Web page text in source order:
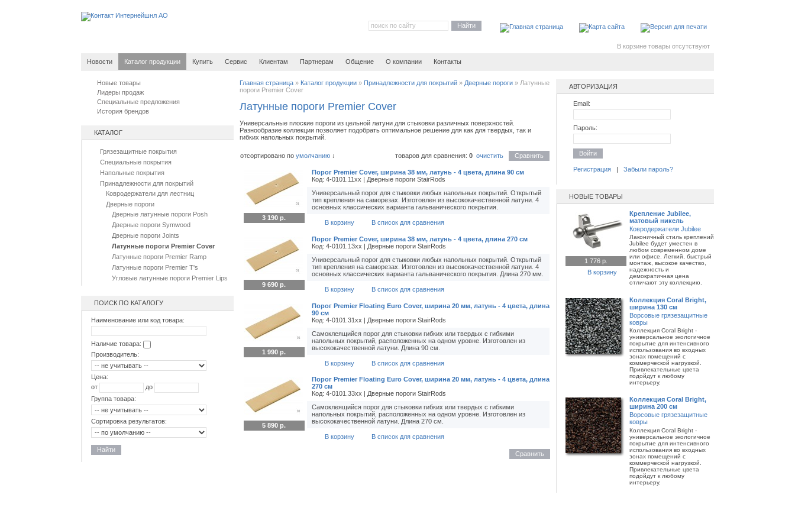
Найти
В корзине товары отсутствуют
Новости Каталог продукции Купить Сервис Клиентам Партнерам Общение О компании Контакты
Новые товары
Лидеры продаж
Специальные предложения
История брендов
КАТАЛОГ
Грязезащитные покрытия
Специальные покрытия
Напольные покрытия
Принадлежности для покрытий
Ковродержатели для лестниц
Дверные пороги
Дверные латунные пороги Posh
Дверные пороги Symwood
Дверные пороги Joints
Латунные пороги Premier Cover
Латунные пороги Premier Ramp
Латунные пороги Premier T's
Угловые латунные пороги Premier Lips
ПОИСК ПО КАТАЛОГУ
Наименование или код товара:
Наличие товара:
Производитель:
Цена:
от
до
Группа товара:
Сортировка результатов:
Найти
Главная страница» Каталог продукции» Принадлежности для покрытий» Дверные пороги» Латунные
пороги Premier Cover
Латунные пороги Premier Cover
Универсальные плоские пороги из цельной латуни для стыковки различных поверхностей.
Разнообразие коллекции позволяет подобрать оптимальное решение для как для твердых, так и
гибких напольных покрытий.
отсортировано по умолчанию↓ товаров для сравнения: 0 очистить Сравнить
3 190 р.
Порог Premier Cover, ширина 38 мм, латунь - 4 цвета, длина 90 см
Код: 4-0101.11xx | Дверные пороги StairRods
Универсальный порог для стыковки любых напольных покрытий. Открытый
тип крепления на саморезах. Изготовлен из высококачественной латуни. 4
основных классических варианта гальванического покрытия.
В корзину В список для сравнения
9 690 р.
Порог Premier Cover, ширина 38 мм, латунь - 4 цвета, длина 270 см
Код: 4-0101.13xx | Дверные пороги StairRods
Универсальный порог для стыковки любых напольных покрытий. Открытый
тип крепления на саморезах. Изготовлен из высококачественной латуни. 4
основных классических варианта гальванического покрытия. Длина 270 мм.
В корзину В список для сравнения
1 990 р.
Порог Premier Floating Euro Cover, ширина 20 мм, латунь - 4 цвета, длина
90 см
Код: 4-0101.31xx | Дверные пороги StairRods
Самоклеящийся порог для стыковки гибких или твердых с гибкими
напольных покрытий, расположенных на одном уровне. Изготовлен из
высококачественной латуни. Длина 90 см.
В корзину В список для сравнения
5 890 р.
Порог Premier Floating Euro Cover, ширина 20 мм, латунь - 4 цвета, длина
270 см
Код: 4-0101.33xx | Дверные пороги StairRods
Самоклеящийся порог для стыковки гибких или твердых с гибкими
напольных покрытий, расположенных на одном уровне. Изготовлен из
высококачественной латуни. Длина 270 см.
В корзину В список для сравнения
Сравнить
АВТОРИЗАЦИЯ
Email:
Пароль:
Войти
Регистрация| Забыли пароль?
НОВЫЕ ТОВАРЫ
1 776 р.
В корзину
Крепление Jubilee,
матовый никель
Ковродержатели Jubilee
Лаконичный стиль креплений
Jubilee будет уместен в
любом современном доме
или офисе. Легкий, быстрый
монтаж, высокое качество,
надежность и
демократичная цена
отличают эту коллекцию.
Коллекция Coral Bright,
ширина 130 см
Ворсовые грязезащитные
ковры
Коллекция Coral Bright -
универсальное экологичное
покрытие для интенсивного
использования во входных
зонах помещений с
коммерческой нагрузкой.
Привлекательные цвета
подойдут к любому
интерьеру.
Коллекция Coral Bright,
ширина 200 см
Ворсовые грязезащитные
ковры
Коллекция Coral Bright -
универсальное экологичное
покрытие для интенсивного
использования во входных
зонах помещений с
коммерческой нагрузкой.
Привлекательные цвета
подойдут к любому
интерьеру.